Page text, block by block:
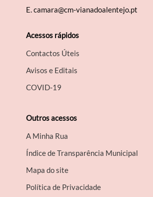
E.camara@cm-vianadoalentejo.pt
Acessos rápidos
Contactos Úteis
Avisos e Editais
COVID-19
Outros acessos
A Minha Rua
Índice de Transparência Municipal
Mapa do site
Política de Privacidade